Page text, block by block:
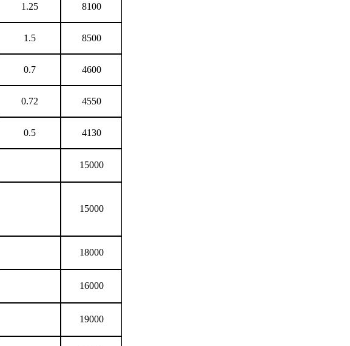
1.25 8100
1.5 8500
0.7 4600
0.72 4550
0.5 4130
15000
15000
18000
16000
19000